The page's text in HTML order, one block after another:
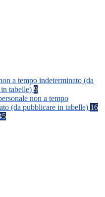
a tempo indeterminato (da
tabelle) 9
non a tempo
(da pubblicare in tabelle) 16